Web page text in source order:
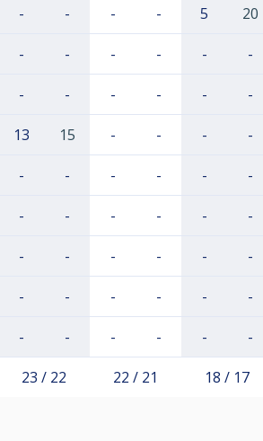
- - - - 5 20
- - - - - -
- - - - - -
13 15 - - - -
- - - - - -
- - - - - -
- - - - - -
- - - - - -
- - - - - -
23 / 22 22 / 21 18 / 17